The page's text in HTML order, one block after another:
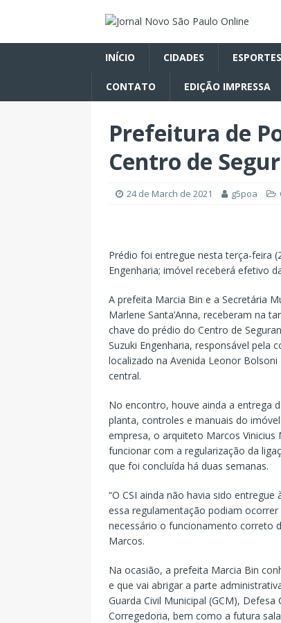
INÍCIO CIDADES ESPORTES
CONTATO EDIÇÃO IMPRESSA
Prefeitura de
Centro de
24 de March de 2021 g5poa
Prédio foi entregue nesta terça-feira
Engenharia; imóvel receberá efetivo
A prefeita Marcia Bin e a Secretária
Marlene Santa’Anna, receberam na
chave do prédio do Centro de
Suzuki Engenharia, responsável pela
localizado na Avenida Leonor Bolsoni
central.
No encontro, houve ainda a entrega
planta, controles e manuais do
empresa, o arquiteto Marcos Vinicius
funcionar com a regularização da
que foi concluída há duas semanas.
“O CSI ainda não havia sido
essa regulamentação podiam
necessário o funcionamento correto
Marcos.
Na ocasião, a prefeita Marcia Bin
e que vai abrigar a parte
Guarda Civil Municipal (GCM),
Corregedoria, bem como a futura